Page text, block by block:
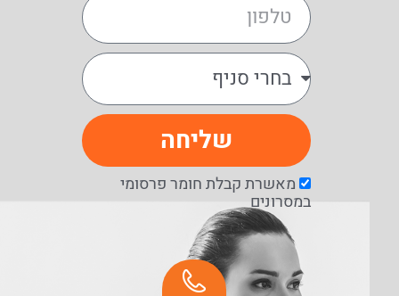
מאשרת קבלת חומר פרסומי
במסרונים
שליחה